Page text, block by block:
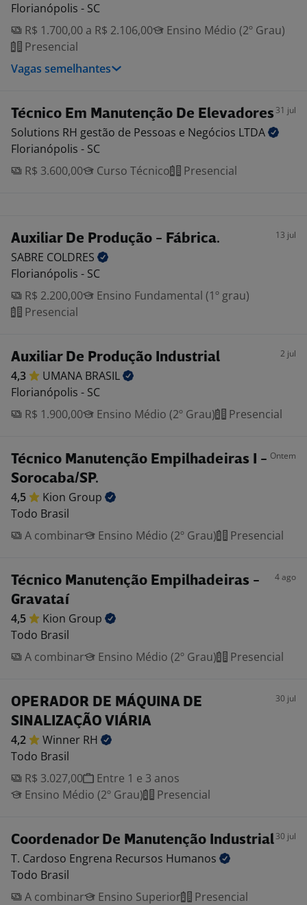
Florianópolis - SC
R$ 1.700,00 a R$ 2.106,00
Ensino Médio (2º Grau)
Presencial
Vagas semelhantes
Técnico Em Manutenção De Elevadores 31 jul
Solutions RH gestão de Pessoas e Negócios LTDA
Florianópolis - SC
R$ 3.600,00
Curso Técnico Presencial
Auxiliar De Produção - Fábrica. 13 jul
SABRE COLDRES
Florianópolis - SC
R$ 2.200,00
Ensino Fundamental (1º grau)
Presencial
Auxiliar De Produção Industrial 2 jul
4,3 UMANA BRASIL
Florianópolis - SC
R$ 1.900,00
Ensino Médio (2º Grau) Presencial
Técnico Manutenção Empilhadeiras I -
Sorocaba/SP.
Ontem
4,5 Kion Group
Todo Brasil
A combinar
Ensino Médio (2º Grau) Presencial
Técnico Manutenção Empilhadeiras -
Gravataí
4 ago
4,5 Kion Group
Todo Brasil
A combinar
Ensino Médio (2º Grau) Presencial
OPERADOR DE MÁQUINA DE
SINALIZAÇÃO VIÁRIA
30 jul
4,2 Winner RH
Todo Brasil
R$ 3.027,00
Entre 1 e 3 anos
Ensino Médio (2º Grau)
Presencial
Coordenador De Manutenção Industrial30 jul
T. Cardoso Engrena Recursos Humanos
Todo Brasil
A combinar
Ensino Superior Presencial